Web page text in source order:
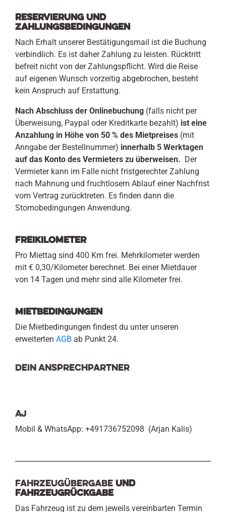
Reservierung und
Zahlungsbedingungen
Nach Erhalt unserer Bestätigungsmail ist die Buchung
verbindlich. Es ist daher Zahlung zu leisten. Rücktritt
befreit nicht von der Zahlungspflicht. Wird die Reise
auf eigenen Wunsch vorzeitig abgebrochen, besteht
kein Anspruch auf Erstattung.
Nach Abschluss der Onlinebuchung (falls nicht per
Überweisung, Paypal oder Kreditkarte bezahlt) ist eine
Anzahlung in Höhe von 50 % des Mietpreises (mit
Anngabe der Bestellnummer) innerhalb 5 Werktagen
auf das Konto des Vermieters zu überweisen. Der
Vermieter kann im Falle nicht fristgerechter Zahlung
nach Mahnung und fruchtlosem Ablauf einer Nachfrist
vom Vertrag zurücktreten. Es finden dann die
Stornobedingungen Anwendung.
Freikilometer
Pro Miettag sind 400 Km frei. Mehrkilometer werden
mit € 0,30/Kilometer berechnet. Bei einer Mietdauer
von 14 Tagen und mehr sind alle Kilometer frei.
Mietbedingungen
Die Mietbedingungen findest du unter unseren
erweiterten AGB ab Punkt 24.
Dein Ansprechpartner
AJ
Mobil & WhatsApp: +491736752098 (Arjan Kalis)
Fahrzeugübergabe und
Fahrzeugrückgabe
Das Fahrzeug ist zu dem jeweils vereinbarten Termin